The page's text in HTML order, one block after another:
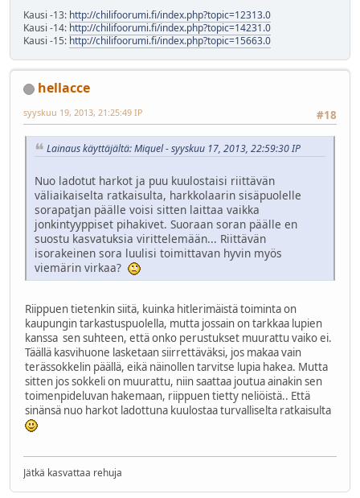
Kausi -13: http://chilifoorumi.fi/index.php?topic=12313.0
Kausi -14: http://chilifoorumi.fi/index.php?topic=14231.0
Kausi -15: http://chilifoorumi.fi/index.php?topic=15663.0
hellacce
#18
syyskuu 19, 2013, 21:25:49 IP
Lainaus käyttäjältä: Miquel - syyskuu 17, 2013, 22:59:30 IP
Nuo ladotut harkot ja puu kuulostaisi riittävän
väliaikaiselta ratkaisulta, harkkolaarin sisäpuolelle
sorapatjan päälle voisi sitten laittaa vaikka
jonkintyyppiset pihakivet. Suoraan soran päälle en
suostu kasvatuksia virittelemään... Riittävän
isorakeinen sora luulisi toimittavan hyvin myös
viemärin virkaa?
Riippuen tietenkin siitä, kuinka hitlerimäistä toiminta on
kaupungin tarkastuspuolella, mutta jossain on tarkkaa lupien
kanssa sen suhteen, että onko perustukset muurattu vaiko ei.
Täällä kasvihuone lasketaan siirrettäväksi, jos makaa vain
terässokkelin päällä, eikä näinollen tarvitse lupia hakea. Mutta
sitten jos sokkeli on muurattu, niin saattaa joutua ainakin sen
toimenpideluvan hakemaan, riippuen tietty neliöistä.. Että
sinänsä nuo harkot ladottuna kuulostaa turvalliselta ratkaisulta
Jätkä kasvattaa rehuja